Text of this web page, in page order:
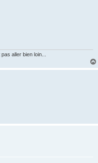
aller bien loin...